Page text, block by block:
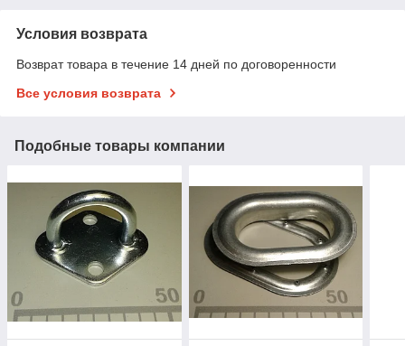
Условия возврата
Возврат товара в течение 14 дней по договоренности
Все условия возврата
Подобные товары компании